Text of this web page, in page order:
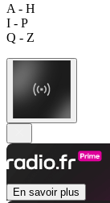
A - H
I - P
Q - Z
En savoir plus